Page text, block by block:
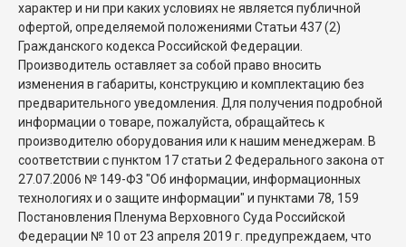
характер и ни при каких условиях не является публичной
офертой, определяемой положениями Статьи 437 (2)
Гражданского кодекса Российской Федерации.
Производитель оставляет за собой право вносить
изменения в габариты, конструкцию и комплектацию без
предварительного уведомления. Для получения подробной
информации о товаре, пожалуйста, обращайтесь к
производителю оборудования или к нашим менеджерам. В
соответствии с пунктом 17 статьи 2 Федерального закона от
27.07.2006 № 149-ФЗ "Об информации, информационных
технологиях и о защите информации" и пунктами 78, 159
Постановления Пленума Верховного Суда Российской
Федерации № 10 от 23 апреля 2019 г. предупреждаем, что